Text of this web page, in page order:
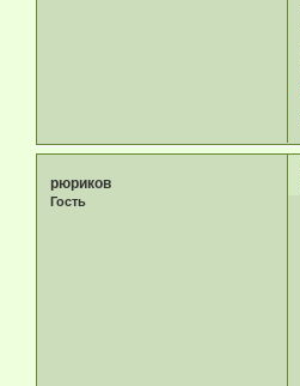
рюриков
Гость